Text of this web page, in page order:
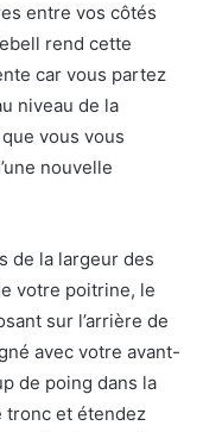
entre vos côtés
rend cette
car vous partez
niveau de la
vous vous
nouvelle
de la largeur des
votre poitrine, le
sur l’arrière de
avec votre avant-
de poing dans la
tronc et étendez